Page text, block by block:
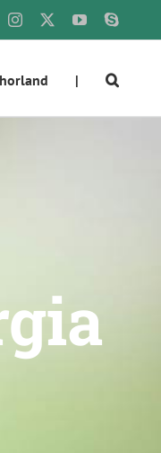
Instagram YouTubeSkype
|